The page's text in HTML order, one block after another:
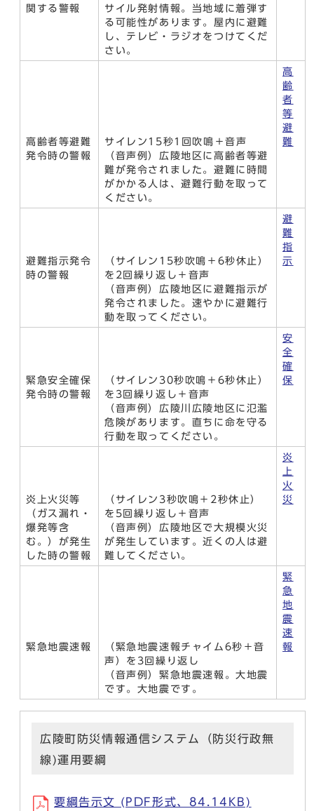
関する警報
サイル発射情報。当地域に着弾す
る可能性があります。屋内に避難
し、テレビ・ラジオをつけてくだ
さい。
高齢者等避難
発令時の警報
サイレン15秒1回吹鳴＋音声
（音声例）広陵地区に高齢者等避
難が発令されました。避難に時間
がかかる人は、避難行動を取って
ください。
高
齢
者
等
避
難
避難指示発令
時の警報
（サイレン15秒吹鳴＋6秒休止）
を2回繰り返し＋音声
（音声例）広陵地区に避難指示が
発令されました。速やかに避難行
動を取ってください。
避
難
指
示
緊急安全確保
発令時の警報
（サイレン30秒吹鳴＋6秒休止）
を3回繰り返し＋音声
（音声例）広陵川広陵地区に氾濫
危険があります。直ちに命を守る
行動を取ってください。
安
全
確
保
炎上火災等
（ガス漏れ・
爆発等含
む。）が発生
した時の警報
（サイレン3秒吹鳴＋2秒休止）
を5回繰り返し＋音声
（音声例）広陵地区で大規模火災
が発生しています。近くの人は避
難してください。
炎
上
火
災
緊急地震速報
（緊急地震速報チャイム6秒＋音
声）を3回繰り返し
（音声例）緊急地震速報。大地震
です。大地震です。
緊
急
地
震
速
報
広陵町防災情報通信システム（防災行政無
線)運用要綱
要綱告示文 (PDF形式、84.14KB)